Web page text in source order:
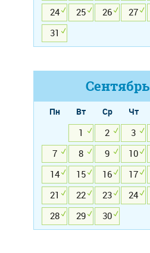
24
25 26 27
31
Сентябрь
Пн Вт Ср Чт
1
2 3
7
8 9 10
14
15 16 17
21
22 23 24
28
29 30